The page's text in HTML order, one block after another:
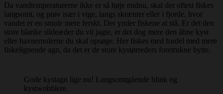
Da vandtemperaturerne ikke er så høje endnu, skal der oftest fiskes
langsomt, og prøv især i vige, langs skrænter eller i fjorde, hvor
vandet er en smule mere ferskt. Der ynder fiskene at stå. Er det den
store blanke sildeæder du vil jagte, er det dog mere den åbne kyst
eller havnemolerne du skal opsøge. Her fiskes med fordel med mere
fiskelignende agn, da det er de store kystørreders foretrukne bytte.
Gode kystagn lige nu! Langsomtgående blink og
kystwobblere.